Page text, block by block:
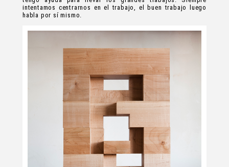
intentamos centrarnos en el trabajo, el buen trabajo luego
habla por sí mismo.